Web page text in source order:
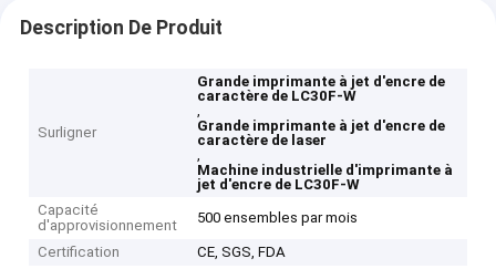
Description De Produit
Surligner
Grande imprimante à jet d'encre de
caractère de LC30F-W
,
Grande imprimante à jet d'encre de
caractère de laser
,
Machine industrielle d'imprimante à
jet d'encre de LC30F-W
Capacité
d'approvisionnement
500 ensembles par mois
Certification
CE, SGS, FDA